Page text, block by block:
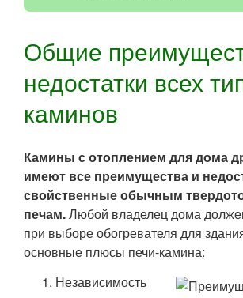
Общие
недостатки всех
каминов
Камины с отоплением для дома
имеют все преимущества и
свойственные обычным
печам.Любой владелец дома
при выборе обогревателя для
основные плюсы печи-камина:
Независимость